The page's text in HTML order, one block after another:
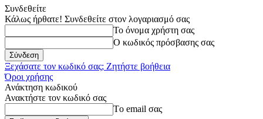
Συνδεθείτε
Κάλως ήρθατε! Συνδεθείτε στον λογαριασμό σας
Το όνομα χρήστη σας
Ο κωδικός πρόσβασης σας
Ξεχάσατε τον κωδικό σας; Ζητήστε βοήθεια
Όροι χρήσης
Ανάκτηση κωδικού
Ανακτήστε τον κωδικό σας
Tο email σας